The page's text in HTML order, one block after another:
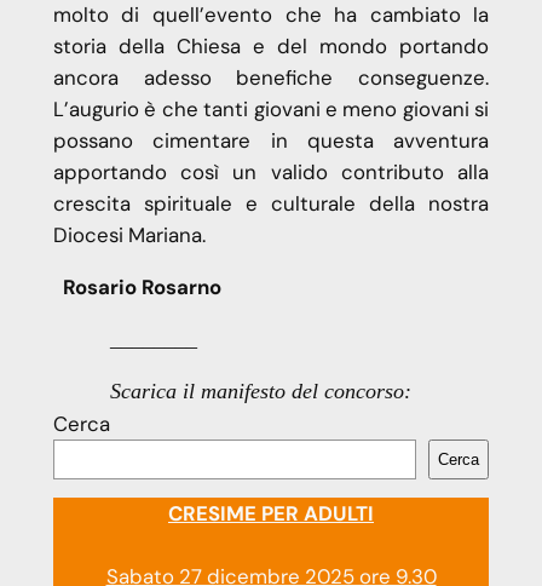
molto di quell’evento che ha cambiato la
storia della Chiesa e del mondo portando
ancora adesso benefiche conseguenze.
L’augurio è che tanti giovani e meno giovani si
possano cimentare in questa avventura
apportando così un valido contributo alla
crescita spirituale e culturale della nostra
Diocesi Mariana.
Rosario Rosarno
Scarica il manifesto del concorso:
Cerca
Cerca
CRESIME PER ADULTI
Sabato 27 dicembre 2025 ore 9.30